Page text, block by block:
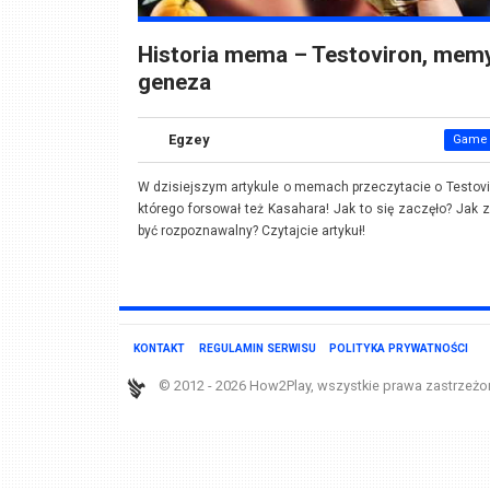
Historia mema – Testoviron,
geneza
Egzey Game
W dzisiejszym artykule o memach przeczytacie o
którego forsował też Kasahara! Jak to się zaczęło? Jak
być rozpoznawalny? Czytajcie artykuł!
KONTAKT REGULAMIN SERWISU POLITYKA PRYWATNOŚCI
© 2012 - 2026 How2Play, wszystkie prawa